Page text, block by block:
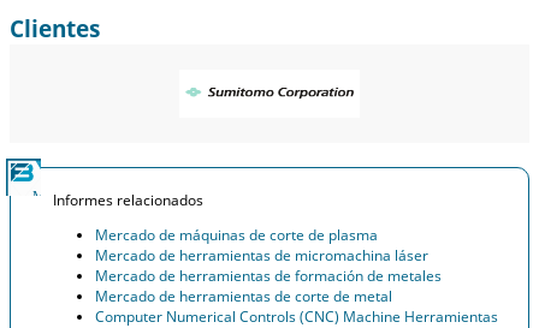
Clientes
Informes relacionados
Mercado de máquinas de corte de plasma
Mercado de herramientas de micromachina láser
Mercado de herramientas de formación de metales
Mercado de herramientas de corte de metal
Computer Numerical Controls (CNC) Machine Herramientas